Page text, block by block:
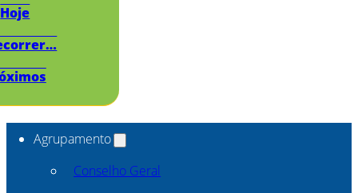
Hoje
Agrupamento
Conselho Geral